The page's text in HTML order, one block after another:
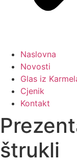
Naslovna
Novosti
Glas iz
Cjenik
Kontakt
štrukli